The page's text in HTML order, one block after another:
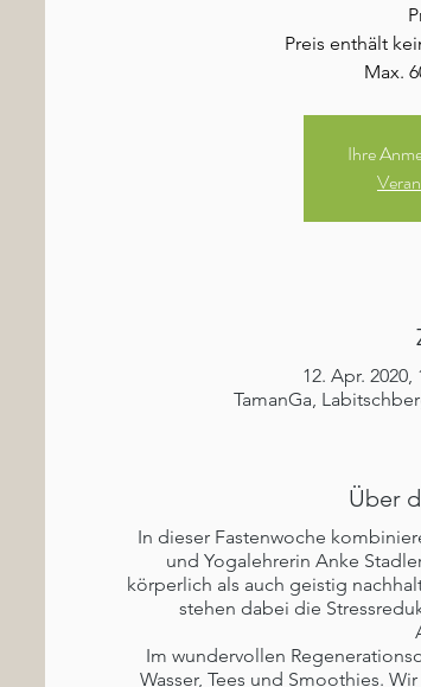
Preis enthält
Max.
Ihre
12. Apr. 2020,
TamanGa,
Über
In dieser Fastenwoche
und Yogalehrerin Anke
körperlich als auch geistig
stehen dabei die
Im wundervollen
Wasser, Tees und Smoothies.